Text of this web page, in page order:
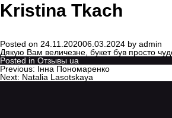
Kristina Tkach
Posted on 24.11.202006.03.2024 by admin
Дякую Вам величезне, букет був просто
Posted in Отзывы ua
Previous: Інна Пономаренко
Next: Natalia Lasotskaya